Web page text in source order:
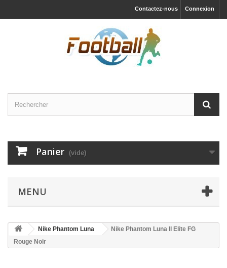
Connexion
Contactez-nous
Panier (vide)
MENU
Nike Phantom Luna
Nike Phantom Luna II Elite FG
Rouge Noir